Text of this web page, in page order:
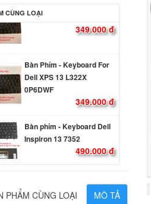
CÙNG LOẠI
Dell XPS 13 L321X
Bàn Phím - Keyboard For
Dell XPS 13 L322X
0P6DWF
Bàn phím - Keyboard Dell
Inspiron 13 7352
490.000 đ
490.000 đ
MÔ TẢ
PHẨM CÙNG LOẠI